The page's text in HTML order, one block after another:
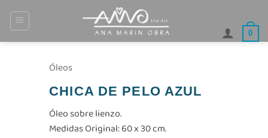
0
Óleos
CHICA DE PELO AZUL
Óleo sobre lienzo.
Medidas Original: 60 x 30 cm.